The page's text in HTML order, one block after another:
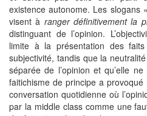
existence autonome. Les slogans
visent à ranger définitivement la
distinguant de l’opinion.
limite à la présentation des
subjectivité, tandis que la
séparée de l’opinion et qu’elle
faitichisme de principe a
conversation quotidienne où
par la middle class comme une